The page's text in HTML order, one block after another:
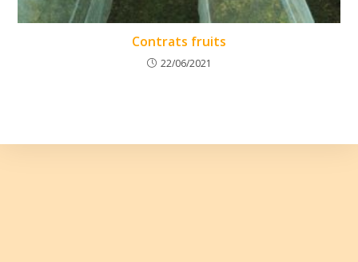
Contrats fruits
22/06/2021